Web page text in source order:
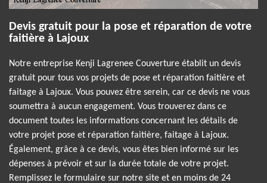
Devis gratuit pour la pose et réparation de votre
faitière à Lajoux
Notre entreprise Kenji Lagrenee Couverture établit un devis
gratuit pour tous vos projets de pose et réparation faitière et
faitage à Lajoux. Vous pouvez être serein, car ce devis ne vous
soumettra à aucun engagement. Vous trouverez dans ce
document toutes les informations concernant les détails de
votre projet pose et réparation faitière, faitage à Lajoux.
Également, grâce à ce devis, vous êtes bien informé sur les
dépenses à prévoir et sur la durée totale de votre projet.
Remplissez le formulaire sur notre site et en moins de 24